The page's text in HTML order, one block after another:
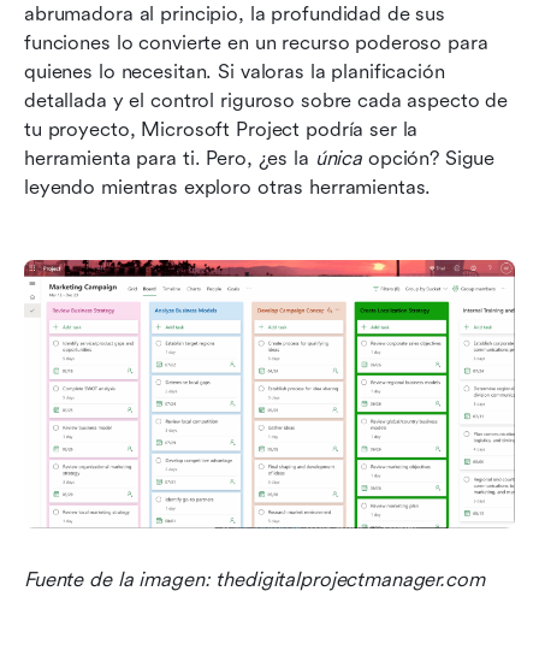
abrumadora al principio, la profundidad de sus
funciones lo convierte en un recurso poderoso para
quienes lo necesitan. Si valoras la planificación
detallada y el control riguroso sobre cada aspecto de
tu proyecto, Microsoft Project podría ser la
herramienta para ti. Pero, ¿es la única opción? Sigue
leyendo mientras exploro otras herramientas.
Fuente de la imagen: thedigitalprojectmanager.com